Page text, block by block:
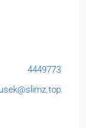
4449773